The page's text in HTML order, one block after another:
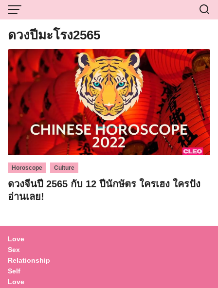
Skip
to
content
ดวงปีมะโรง2565
Horoscope Culture
ดวงจีนปี 2565 กับ 12 ปีนักษัตร ใครเฮง ใครปัง
อ่านเลย!
Love
Sex
Relationship
Self
Love